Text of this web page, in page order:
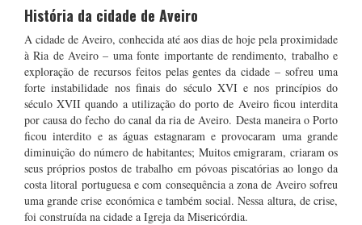
História da cidade de Aveiro
A cidade de Aveiro, conhecida até aos dias de hoje pela proximidade
à Ria de Aveiro – uma fonte importante de rendimento, trabalho e
exploração de recursos feitos pelas gentes da cidade – sofreu uma
forte instabilidade nos finais do século XVI e nos princípios do
século XVII quando a utilização do porto de Aveiro ficou interdita
por causa do fecho do canal da ria de Aveiro. Desta maneira o Porto
ficou interdito e as águas estagnaram e provocaram uma grande
diminuição do número de habitantes; Muitos emigraram, criaram os
seus próprios postos de trabalho em póvoas piscatórias ao longo da
costa litoral portuguesa e com consequência a zona de Aveiro sofreu
uma grande crise económica e também social. Nessa altura, de crise,
foi construída na cidade a Igreja da Misericórdia.